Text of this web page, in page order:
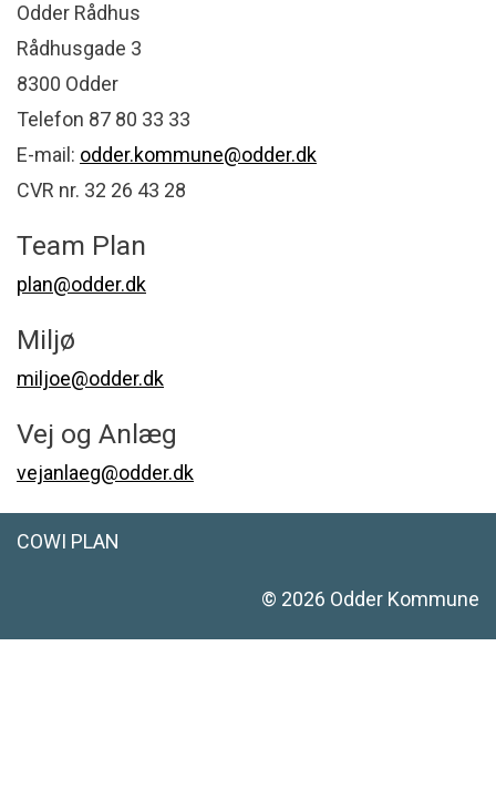
Odder Rådhus
Rådhusgade 3
8300 Odder
Telefon 87 80 33 33
E-mail: odder.kommune@odder.dk
CVR nr. 32 26 43 28
Team Plan
plan@odder.dk
Miljø
miljoe@odder.dk
Vej og Anlæg
vejanlaeg@odder.dk
COWI PLAN
© 2026 Odder Kommune